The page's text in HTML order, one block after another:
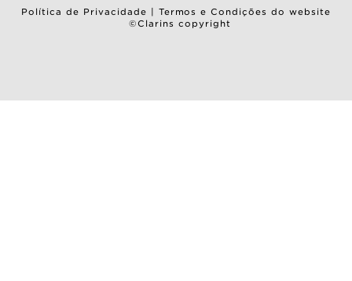
Política de Privacidade
Termos e Condições do website
©Clarins copyright